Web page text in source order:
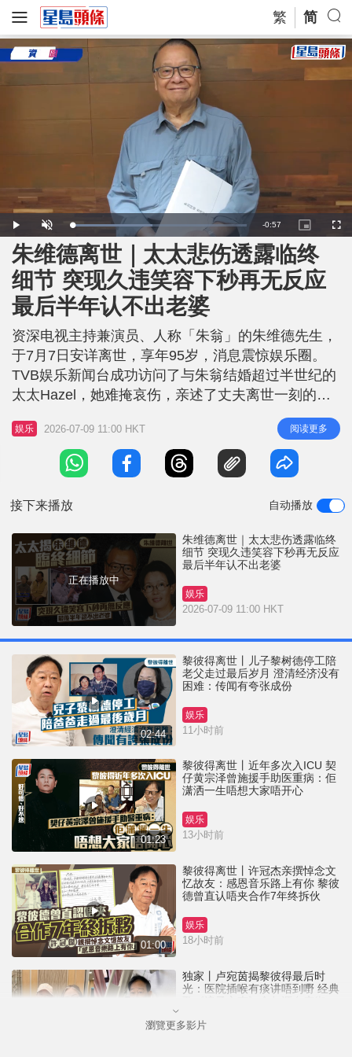
繁 简
P
l
a
y
U
n
m
u
t
e
L
o
a
d
e
:
4
6
.
4
6
R
e
m
n
n
-0:57
P
i
c
t
u
e
-
i
c
t
r
e
F
u
朱维德离世｜太太悲伤透露临终
细节 突现久违笑容下秒再无反应
最后半年认不出老婆
资深电视主持兼演员、人称「朱翁」的朱维德先生，
于7月7日安详离世，享年95岁，消息震惊娱乐圈。
TVB娱乐新闻台成功访问了与朱翁结婚超过半世纪的
太太Hazel，她难掩哀伤，亲述了丈夫离世一刻的温
馨细节，原来朱维德是「含笑而终」。 朱维德爱妻
透露丈夫离世细节 朱太太Hazel在接受访问时透露，
7月7日早上，她如常到疗养院探望丈夫。大约上午11
时，她亲自喂朱维德进食，期间朱维德突然久违地笑
娱乐 2026-07-09 11:00 HKT 阅读更多
接下来播放 自动播放
正在播放中
朱维德离世｜太太悲伤透露临终
细节 突现久违笑容下秒再无反应
最后半年认不出老婆
娱乐
2026-07-09 11:00 HKT
02:44
黎彼得离世丨儿子黎树德停工陪
老父走过最后岁月 澄清经济没有
困难：传闻有夸张成份
娱乐
11小时前
01:23
黎彼得离世丨近年多次入ICU 契
仔黄宗泽曾施援手助医重病：佢
潇洒一生唔想大家唔开心
娱乐
13小时前
01:00
黎彼得离世丨许冠杰亲撰悼念文
忆故友：感恩音乐路上有你 黎彼
德曾直认唔夹合作7年终拆伙
娱乐
18小时前
独家丨卢宛茵揭黎彼得最后时
光：医院插喉有痰讲唔到嘢 经典
娱乐
瀏覽更多影片